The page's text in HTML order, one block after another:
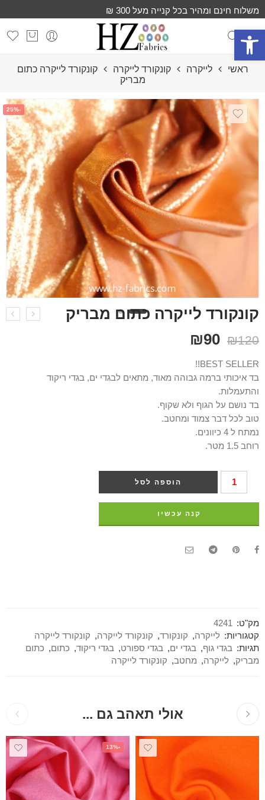
פתח סרגל נגישות
משלוח חינם ומהיר בכל קנייה מעל 300 ₪
ראשי לייקרה קונקורד לייקרה
קונקורד לייקרה כתום
מבריק
-25%
קונקורד לייקרה כתום מבריק
₪120
₪90
BEST SELLER!!
בד איכותי ברמה גבוהה מאוד, מתאים לבגדי ים, בגדי ריקוד
והתעמלות.
בד נושם על הגוף ולא שקוף.
טוב לכל דבר צמוד ומחטב.
נמתח ל 4 כיוונים.
רוחב 1.5 מטר.
הוספה לסל
קנה עכשיו
מק"ט:
4241
קטגוריות: לייקרה, קונקורד, קונקורד לייקרה, קונקורד לייקרה
תגיות: בגדי גוף, בגדי ים, בגדי ספורט, בגדי ריקוד, כתום, כתום
מבריק, לייקרה, מחטב, קונקורד לייקרה
אולי תאהב גם ...
-13%